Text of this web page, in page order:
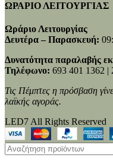
ΩΡΑΡΙΟ ΛΕΙΤΟΥΡΓΙΑΣ
Ωράριο Λειτουργίας
Δευτέρα – Παρασκευή:
Δυνατότητα παραλαβής
Τηλέφωνο: 693 401 1362 |
Τις Πέμπτες η πρόσβαση
λαϊκής αγοράς.
LED7 All Rights Reserved